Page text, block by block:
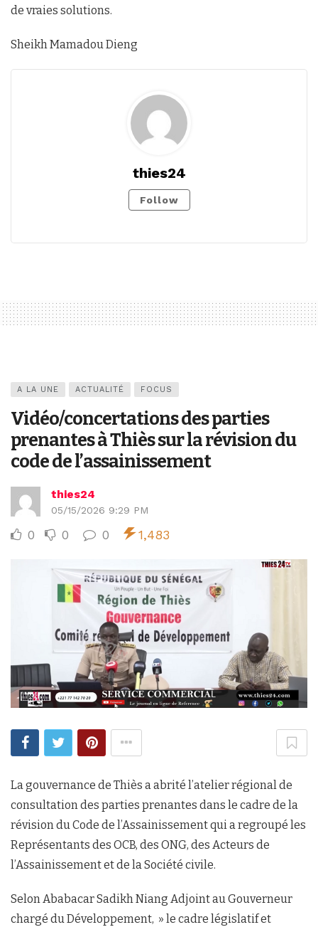
de vraies solutions.
Sheikh Mamadou Dieng
thies24
Follow
A LA UNE ACTUALITÉ FOCUS
Vidéo/concertations des parties
prenantes à Thiès sur la révision du
code de l’assainissement
thies24
05/15/2026 9:29 PM
0 0 0 1,483
La gouvernance de Thiès a abrité l’atelier régional de
consultation des parties prenantes dans le cadre de la
révision du Code de l’Assainissement qui a regroupé les
Représentants des OCB, des ONG, des Acteurs de
l’Assainissement et de la Société civile.
Selon Ababacar Sadikh Niang Adjoint au Gouverneur
chargé du Développement, » le cadre législatif et